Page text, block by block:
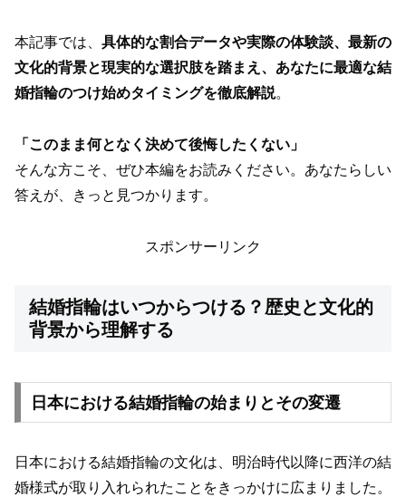
本記事では、 具体的な割合データや実際の体験談、最新の
文化的背景と現実的な選択肢を踏まえ、あなたに最適な結
婚指輪のつけ始めタイミングを徹底解説。
「このまま何となく決めて後悔したくない」
そんな方こそ、ぜひ本編をお読みください。あなたらしい
答えが、きっと見つかります。
スポンサーリンク
結婚指輪はいつからつける？歴史と文化的
背景から理解する
日本における結婚指輪の始まりとその変遷
日本における結婚指輪の文化は、明治時代以降に西洋の結
婚様式が取り入れられたことをきっかけに広まりました。